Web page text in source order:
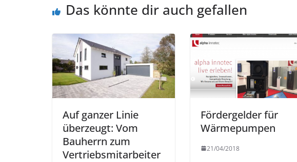
Das könnte dir auch gefallen
Auf ganzer Linie
überzeugt: Vom
Bauherrn zum
Vertriebsmitarbeiter
Fördergelder für
Wärmepumpen
21/04/2018